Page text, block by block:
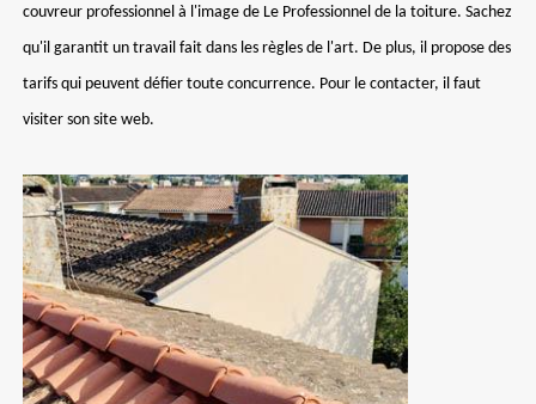
couvreur professionnel à l'image de Le Professionnel de la toiture. Sachez
qu'il garantit un travail fait dans les règles de l'art. De plus, il propose des
tarifs qui peuvent défier toute concurrence. Pour le contacter, il faut
visiter son site web.